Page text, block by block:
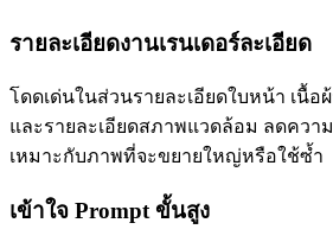
รายละเอียดงานเรนเดอร์ละเอียด
โดดเด่นในส่วนรายละเอียดใบหน้า เนื้อ
และรายละเอียดสภาพแวดล้อม ลดควา
เหมาะกับภาพที่จะขยายใหญ่หรือใช้ซ้ำ
เข้าใจ Prompt ขั้นสูง